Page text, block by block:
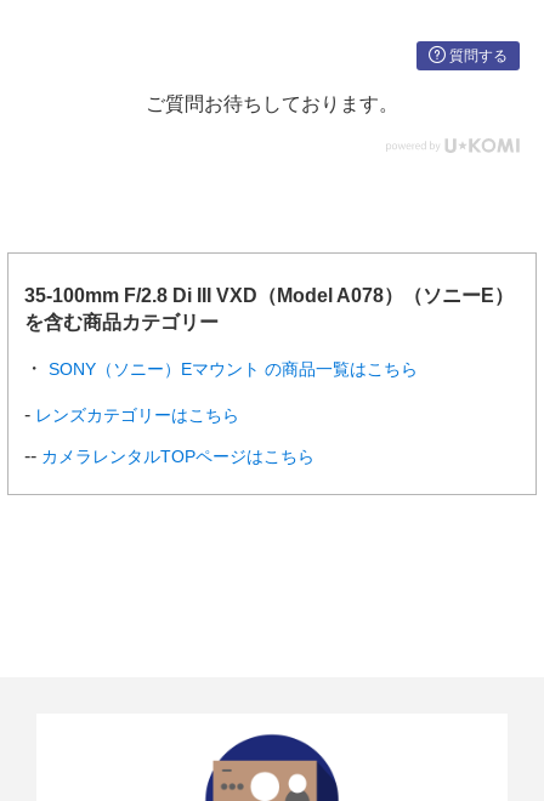
質問する
ご質問お待ちしております。
35-100mm F/2.8 Di III VXD（Model A078）（ソニーE）
を含む商品カテゴリー
SONY（ソニー）Eマウント の商品一覧はこちら
レンズカテゴリーはこちら
カメラレンタルTOPページはこちら